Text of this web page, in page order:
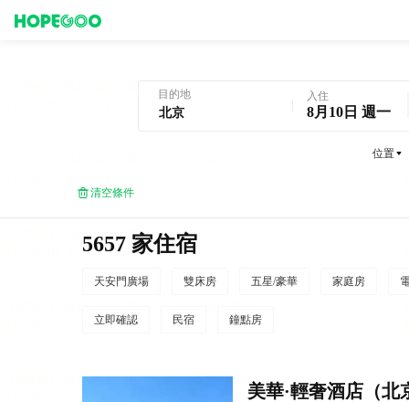
目的地 入住
8月10日 週一
位置
清空條件
5657 家住宿
天安門廣場 雙床房 五星/豪華 家庭房
立即確認 民宿 鐘點房
美華·輕奢酒店（